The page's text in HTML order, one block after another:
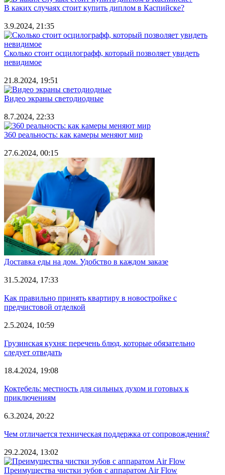
В каких случаях стоит купить диплом в Каспийске?
3.9.2024, 21:35
Сколько стоит осцилографф, который позволяет увидеть
невидимое
21.8.2024, 19:51
Видео экраны светодиодные
8.7.2024, 22:33
360 реальность: как камеры меняют мир
27.6.2024, 00:15
Доставка еды на дом. Удобство в каждом заказе
31.5.2024, 17:33
Как правильно принять квартиру в новостройке с
предчистовой отделкой
2.5.2024, 10:59
Грузинская кухня: перечень блюд, которые обязательно
следует отведать
18.4.2024, 19:08
Коктебель: местность для сильных духом и готовых к
приключениям
6.3.2024, 20:22
Чем отличается техническая поддержка от сопровождения?
29.2.2024, 13:02
Преимущества чистки зубов с аппаратом Air Flow